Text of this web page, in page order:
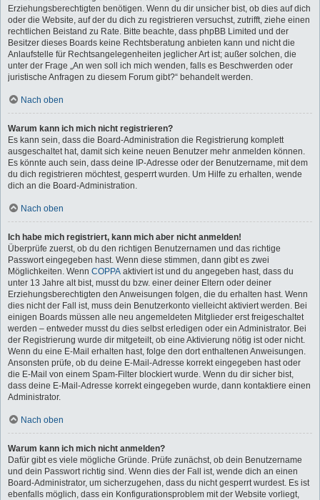
Erziehungsberechtigten benötigen. Wenn du dir unsicher bist, ob dies auf dich
oder die Website, auf der du dich zu registrieren versuchst, zutrifft, ziehe einen
rechtlichen Beistand zu Rate. Bitte beachte, dass phpBB Limited und der
Besitzer dieses Boards keine Rechtsberatung anbieten kann und nicht die
Anlaufstelle für Rechtsangelegenheiten jeglicher Art ist; außer solchen, die
unter der Frage „An wen soll ich mich wenden, falls es Beschwerden oder
juristische Anfragen zu diesem Forum gibt?“ behandelt werden.
Nach oben
Warum kann ich mich nicht registrieren?
Es kann sein, dass die Board-Administration die Registrierung komplett
ausgeschaltet hat, damit sich keine neuen Benutzer mehr anmelden können.
Es könnte auch sein, dass deine IP-Adresse oder der Benutzername, mit dem
du dich registrieren möchtest, gesperrt wurden. Um Hilfe zu erhalten, wende
dich an die Board-Administration.
Nach oben
Ich habe mich registriert, kann mich aber nicht anmelden!
Überprüfe zuerst, ob du den richtigen Benutzernamen und das richtige
Passwort eingegeben hast. Wenn diese stimmen, dann gibt es zwei
Möglichkeiten. Wenn COPPA aktiviert ist und du angegeben hast, dass du
unter 13 Jahre alt bist, musst du bzw. einer deiner Eltern oder deiner
Erziehungsberechtigten den Anweisungen folgen, die du erhalten hast. Wenn
dies nicht der Fall ist, muss dein Benutzerkonto vielleicht aktiviert werden. Bei
einigen Boards müssen alle neu angemeldeten Mitglieder erst freigeschaltet
werden – entweder musst du dies selbst erledigen oder ein Administrator. Bei
der Registrierung wurde dir mitgeteilt, ob eine Aktivierung nötig ist oder nicht.
Wenn du eine E-Mail erhalten hast, folge den dort enthaltenen Anweisungen.
Ansonsten prüfe, ob du deine E-Mail-Adresse korrekt eingegeben hast oder
die E-Mail von einem Spam-Filter blockiert wurde. Wenn du dir sicher bist,
dass deine E-Mail-Adresse korrekt eingegeben wurde, dann kontaktiere einen
Administrator.
Nach oben
Warum kann ich mich nicht anmelden?
Dafür gibt es viele mögliche Gründe. Prüfe zunächst, ob dein Benutzername
und dein Passwort richtig sind. Wenn dies der Fall ist, wende dich an einen
Board-Administrator, um sicherzugehen, dass du nicht gesperrt wurdest. Es ist
ebenfalls möglich, dass ein Konfigurationsproblem mit der Website vorliegt,